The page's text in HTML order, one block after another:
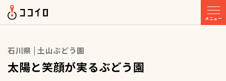
メニュー
石川県 | 土山ぶどう園
太陽と笑顔が実るぶどう園